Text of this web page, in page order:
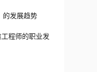
的发展趋势
程师的职业发